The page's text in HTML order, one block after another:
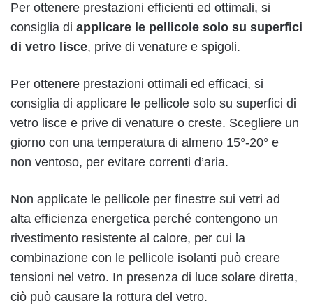
Per ottenere prestazioni efficienti ed ottimali, si
consiglia di applicare le pellicole solo su superfici
di vetro lisce, prive di venature e spigoli.
Per ottenere prestazioni ottimali ed efficaci, si
consiglia di applicare le pellicole solo su superfici di
vetro lisce e prive di venature o creste. Scegliere un
giorno con una temperatura di almeno 15°-20° e
non ventoso, per evitare correnti d’aria.
Non applicate le pellicole per finestre sui vetri ad
alta efficienza energetica perché contengono un
rivestimento resistente al calore, per cui la
combinazione con le pellicole isolanti può creare
tensioni nel vetro. In presenza di luce solare diretta,
ciò può causare la rottura del vetro.